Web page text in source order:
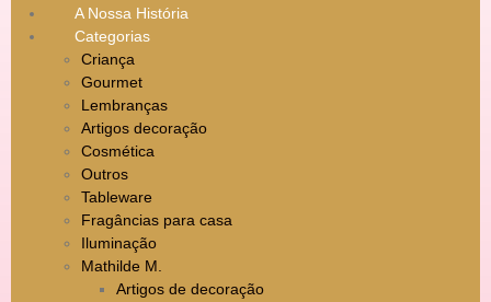
A Nossa História
Categorias
Criança
Gourmet
Lembranças
Artigos decoração
Cosmética
Outros
Tableware
Fragâncias para casa
Iluminação
Mathilde M.
Artigos de decoração